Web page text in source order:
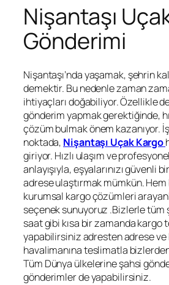
Nişantaşı
Gönderimi
Nişantaşı’nda yaşamak, şehrin
demektir. Bu nedenle zaman
ihtiyaçları doğabiliyor. Özellikle
gönderim yapmak gerektiğinde,
çözüm bulmak önem kazanıyor.
noktada, Nişantaşı Uçak Kargo
giriyor. Hızlı ulaşım ve
anlayışıyla, eşyalarınızı güvenli
adrese ulaştırmak mümkün.
kurumsal kargo çözümleri
seçenek sunuyoruz .Bizlerle tüm
saat gibi kısa bir zamanda kargo
yapabilirsiniz adresten adrese ve
havalimanına teslimatla bizlerden
Tüm Dünya ülkelerine şahsi
gönderimler de yapabilirsiniz.